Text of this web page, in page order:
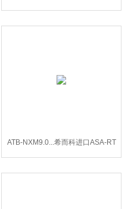
PMG10系列
ATB-NXM9.0...希而科进口ASA-RT
扭矩传感器 ATB-NXM90系列